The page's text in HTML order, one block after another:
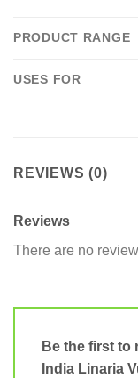
PRODUCT RANGE
USES FOR
REVIEWS (0)
Reviews
There are no
Be the first to
India Linaria